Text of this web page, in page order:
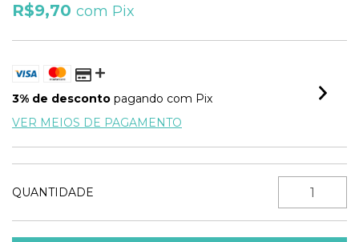
R$9,70 com Pix
3% de desconto pagando com Pix
VER MEIOS DE PAGAMENTO
QUANTIDADE